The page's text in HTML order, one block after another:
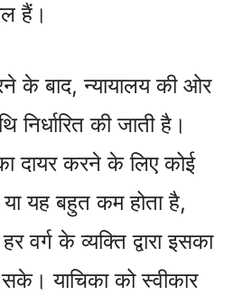
हैं।
के बाद, न्यायालय की ओर
निर्धारित की जाती है।
दायर करने के लिए कोई
यह बहुत कम होता है,
वर्ग के व्यक्ति द्वारा इसका
याचिका को स्वीकार